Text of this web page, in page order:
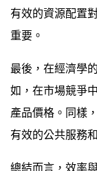
有效的資源配置
重要。
最後，在經濟學
如，在市場競爭
產品價格。同樣
有效的公共服務
總結而言，效率